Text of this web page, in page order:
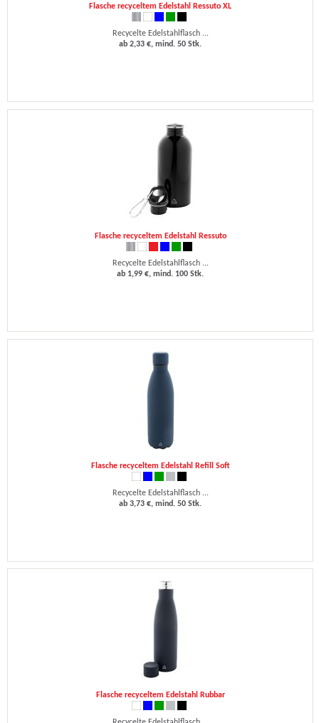
Flasche recyceltem Edelstahl Ressuto XL
Recycelte Edelstahlflasch ...
ab 2,33 €, mind. 50 Stk.
Flasche recyceltem Edelstahl Ressuto
Recycelte Edelstahlflasch ...
ab 1,99 €, mind. 100 Stk.
Flasche recyceltem Edelstahl Refill Soft
Recycelte Edelstahlflasch ...
ab 3,73 €, mind. 50 Stk.
Flasche recyceltem Edelstahl Rubbar